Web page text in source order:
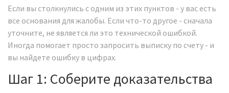
Если вы столкнулись с одним из этих пунктов - у вас есть
все основания для жалобы. Если что-то другое - сначала
уточните, не является ли это технической ошибкой.
Иногда помогает просто запросить выписку по счету - и
вы найдете ошибку в цифрах.
Шаг 1: Соберите доказательства